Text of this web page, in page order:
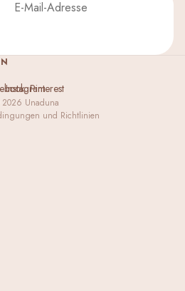
InstagramPinterest
Unaduna
und Richtlinien